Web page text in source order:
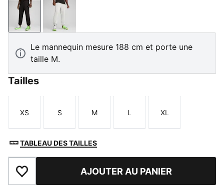
PUMA BlackLight Gray Heather
Le mannequin mesure 188 cm et porte une
taille M.
Tailles
Taille
XS
Taille
S
Taille
M
Taille
L
Taille
XL
TABLEAU DES TAILLES
Ajouter aux favorisAJOUTER AU PANIER